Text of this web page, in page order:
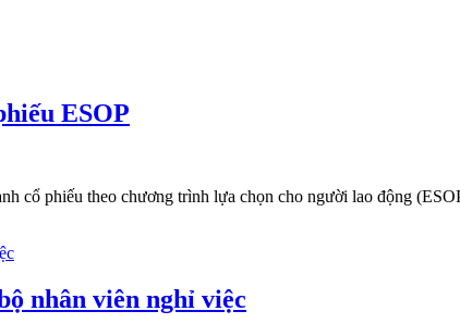
ESOP
cổ phiếu theo chương trình lựa chọn cho người lao động
nhân viên nghỉ việc